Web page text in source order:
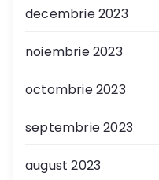
decembrie 2023
noiembrie 2023
octombrie 2023
septembrie 2023
august 2023